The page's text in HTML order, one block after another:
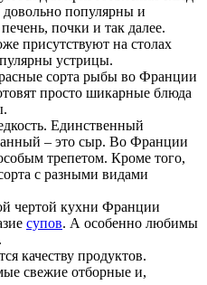
популярны и
почки и так далее.
присутствуют на столах
устрицы.
сорта рыбы во Франции
просто шикарные блюда
Единственный
– это сыр. Во Франции
трепетом. Кроме того,
с разными видами
чертой кухни Франции
супов. А особенно любимы
качеству продуктов.
свежие отборные и,